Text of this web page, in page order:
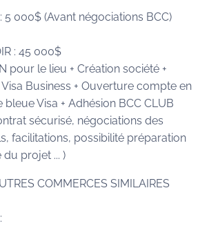
5 000$ (Avant négociations BCC)
: 45 000$
pour le lieu + Création société +
Business + Ouverture compte en
Visa + Adhésion BCC CLUB
sécurisé, négociations des
facilitations, possibilité préparation
projet ... )
COMMERCES SIMILAIRES